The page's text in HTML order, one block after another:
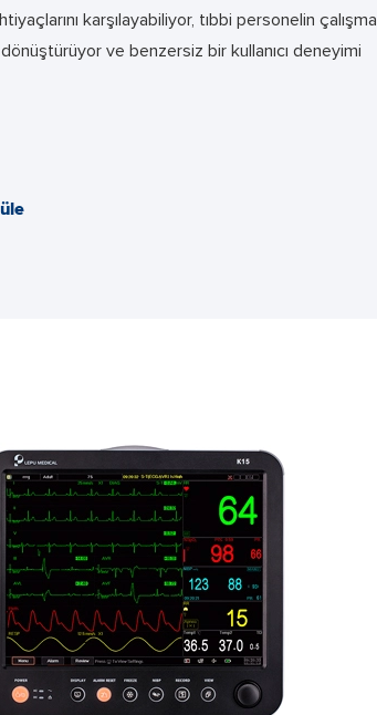
karşılayabiliyor, tıbbi personelin çalışma
ve benzersiz bir kullanıcı deneyimi